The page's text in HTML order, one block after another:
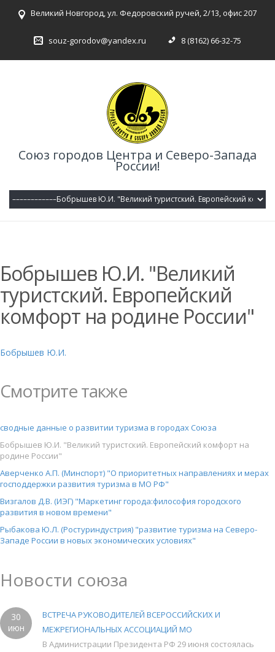
Великий Новгород, ул. Федоровский ручей, 2/13, офис 207
souz-gorodov@yandex.ru 8 (8162) 66-32-75
Союз городов Центра и Северо-Запада
России!
Бобрышев Ю.И. "Великий
туристский. Европейский
комфорт на родине России"
Бобрышев Ю.И.
Смотрите также
сводные данные о развитии туризма в городах Союза
Бобрышев Ю.И. "Великий туристский. Европейский комфорт на
родине России"
Аверченко А.П. (Минспорт) "О приоритетных направлениях и мерах
господдержки развития туризма в МО РФ"
Визгалов Д.В. (ИЭГ) "Маркетинг города:философия городского
развития в новом времени"
Рыбакова Ю.Л. (Ростуриндустрия) "развитие туризма на Северо-
Западе России в новых экономических условиях"
Новости союза
30
июн
ВСТРЕЧА РУКОВОДИТЕЛЕЙ ВСЕРОССИЙСКИХ И
МЕЖРЕГИОНАЛЬНЫХ АССОЦИАЦИЙ МО
В Администрации Президента РФ 29 июня состоялась